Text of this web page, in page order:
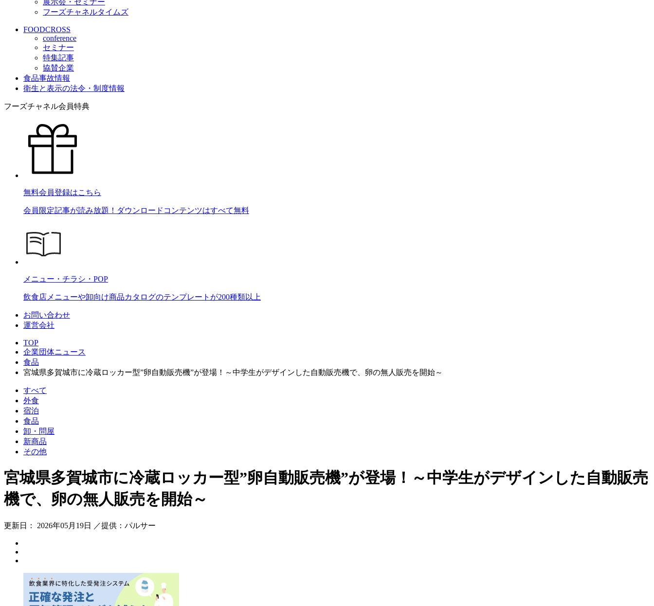
フーズチャネルタイムズ
FOODCROSS
conference
セミナー
特集記事
協賛企業
食品事故情報
衛生と表示の法令・制度情報
フーズチャネル会員特典
無料会員登録はこちら
会員限定記事が読み放題！ダウンロードコンテンツはすべて無料
メニュー・チラシ・POP
飲食店メニューや卸向け商品カタログのテンプレートが200種類以上
お問い合わせ
運営会社
TOP
企業団体ニュース
食品
宮城県多賀城市に冷蔵ロッカー型”卵自動販売機”が登場！～中学生がデザインした自動販売機で、卵の無人販売を開始～
すべて
外食
宿泊
食品
卸・問屋
新商品
その他
宮城県多賀城市に冷蔵ロッカー型”卵自動販売機”が登場！～中学生がデザインした自動販売
機で、卵の無人販売を開始～
更新日： 2026年05月19日 ／提供：パルサー